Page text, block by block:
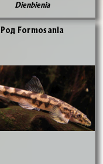
Dienbienia
Род Formosania